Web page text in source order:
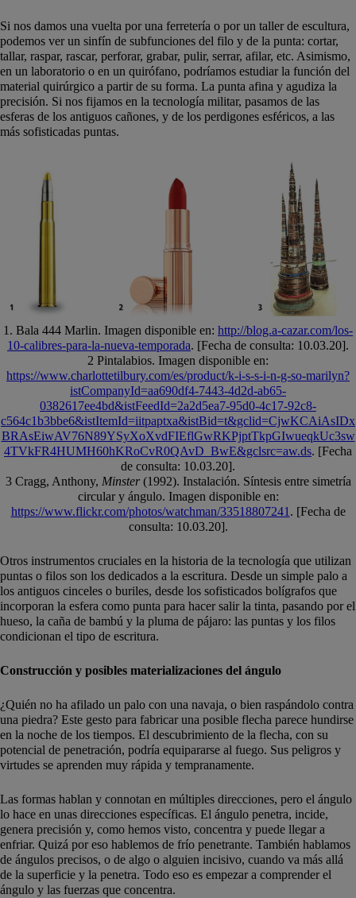
Si nos damos una vuelta por una ferretería o por un taller de escultura,
podemos ver un sinfín de subfunciones del filo y de la punta: cortar,
tallar, raspar, rascar, perforar, grabar, pulir, serrar, afilar, etc. Asimismo,
en un laboratorio o en un quirófano, podríamos estudiar la función del
material quirúrgico a partir de su forma. La punta afina y agudiza la
precisión. Si nos fijamos en la tecnología militar, pasamos de las
esferas de los antiguos cañones, y de los perdigones esféricos, a las
más sofisticadas puntas.
1. Bala 444 Marlin. Imagen disponible en: http://blog.a-cazar.com/los-
10-calibres-para-la-nueva-temporada. [Fecha de consulta: 10.03.20].
2 Pintalabios. Imagen disponible en:
https://www.charlottetilbury.com/es/product/k-i-s-s-i-n-g-so-marilyn?
istCompanyId=aa690df4-7443-4d2d-ab65-
0382617ee4bd&istFeedId=2a2d5ea7-95d0-4c17-92c8-
c564c1b3bbe6&istItemId=iitpaptxa&istBid=t&gclid=CjwKCAiAsIDx
BRAsEiwAV76N89YSyXoXvdFIEflGwRKPjptTkpGIwueqkUc3sw
4TVkFR4HUMH60hKRoCvR0QAvD_BwE&gclsrc=aw.ds. [Fecha
de consulta: 10.03.20].
3 Cragg, Anthony, Minster(1992). Instalación. Síntesis entre simetría
circular y ángulo. Imagen disponible en:
https://www.flickr.com/photos/watchman/33518807241 . [Fecha de
consulta: 10.03.20].
Otros instrumentos cruciales en la historia de la tecnología que utilizan
puntas o filos son los dedicados a la escritura. Desde un simple palo a
los antiguos cinceles o buriles, desde los sofisticados bolígrafos que
incorporan la esfera como punta para hacer salir la tinta, pasando por el
hueso, la caña de bambú y la pluma de pájaro: las puntas y los filos
condicionan el tipo de escritura.
Construcción y posibles materializaciones del ángulo
¿Quién no ha afilado un palo con una navaja, o bien raspándolo contra
una piedra? Este gesto para fabricar una posible flecha parece hundirse
en la noche de los tiempos. El descubrimiento de la flecha, con su
potencial de penetración, podría equipararse al fuego. Sus peligros y
virtudes se aprenden muy rápida y tempranamente.
Las formas hablan y connotan en múltiples direcciones, pero el ángulo
lo hace en unas direcciones específicas. El ángulo penetra, incide,
genera precisión y, como hemos visto, concentra y puede llegar a
enfriar. Quizá por eso hablemos de frío penetrante. También hablamos
de ángulos precisos, o de algo o alguien incisivo, cuando va más allá
de la superficie y la penetra. Todo eso es empezar a comprender el
ángulo y las fuerzas que concentra.